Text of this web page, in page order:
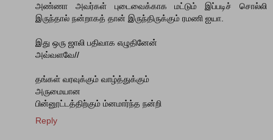
அண்ணா அவர்கள் புடைவைக்காக மட்டும் இப்படிச் சொல்லி
இருந்தால் நன்றாகத் தான் இருந்திருக்கும் ரமணி ஐயா.
இது ஒரு ஜாலி பதிவாக எழுதினேன்
அவ்வளவே//
தங்கள் வரவுக்கும் வாழ்த்துக்கும்
அருமையான
பின்னூட்டத்திற்கும் ம்னமார்ந்த நன்றி
Reply